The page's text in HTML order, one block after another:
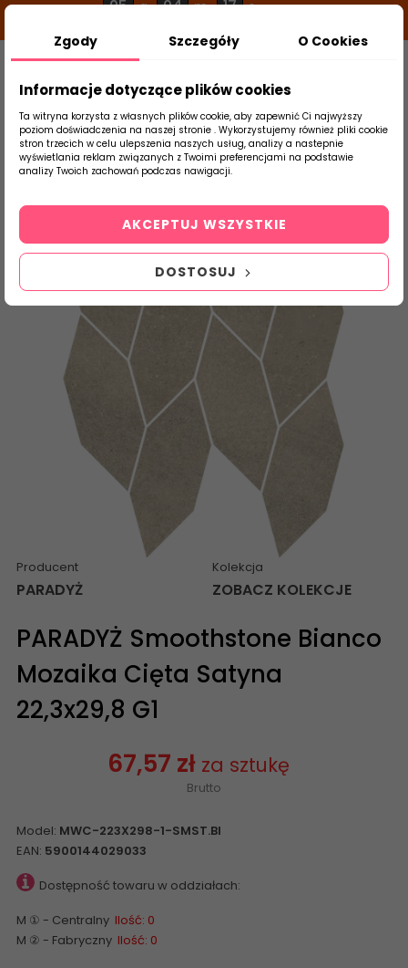
05 g 04 m 16 s
Szukaj
produktu
Strona Główna Salon / Taras Paradyż
Producent
PARADYŻ
Kolekcja
ZOBACZ KOLEKCJE
PARADYŻ Smoothstone Bianco
Mozaika Cięta Satyna
22,3x29,8 G1
67,57 zł za sztukę
Brutto
Model: MWC-223X298-1-SMST.BI
EAN: 5900144029033
Dostępność towaru w oddziałach:
M ① - Centralny Ilość: 0
M ② - Fabryczny Ilość: 0
Zgody Szczegóły O Cookies
Informacje dotyczące plików cookies
Ta witryna korzysta z własnych plików cookie, aby zapewnić Ci najwyższy
poziom doświadczenia na naszej stronie . Wykorzystujemy również pliki cookie
stron trzecich w celu ulepszenia naszych usług, analizy a nastepnie
wyświetlania reklam związanych z Twoimi preferencjami na podstawie
analizy Twoich zachowań podczas nawigacji.
DOSTOSUJ
AKCEPTUJ WSZYSTKIE